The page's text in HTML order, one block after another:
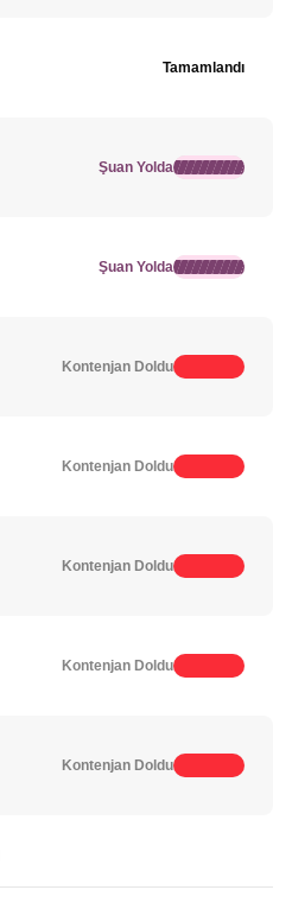
Tamamlandı
Şuan Yolda
Şuan Yolda
Kontenjan Doldu
Kontenjan Doldu
Kontenjan Doldu
Kontenjan Doldu
Kontenjan Doldu